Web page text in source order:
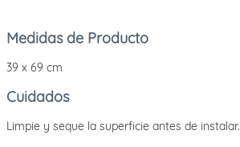
Medidas de Producto
39 x 69 cm
Cuidados
Limpie y seque la superficie antes de instalar.